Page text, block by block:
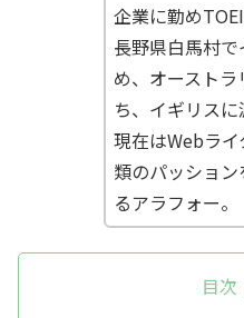
企業に勤め
長野県白馬村
め、オースト
ち、イギリスに
現在はWebラ
類のパッショ
るアラフォー。
目次